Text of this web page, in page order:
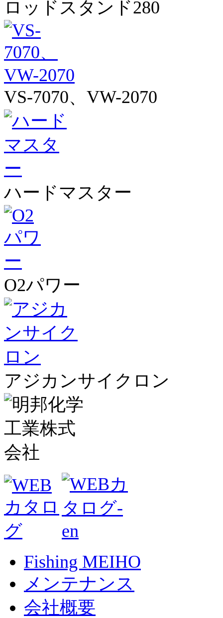
ロッドスタンド280
VS-7070、VW-2070
ハードマスター
O2パワー
アジカンサイクロン
Fishing MEIHO
メンテナンス
会社概要